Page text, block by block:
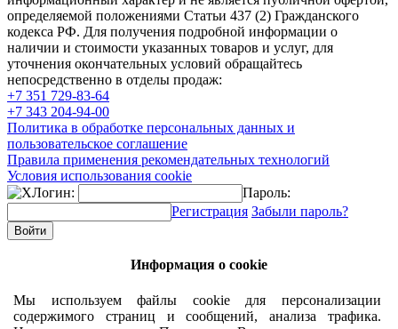
определяемой положениями Статьи 437 (2) Гражданского
кодекса РФ. Для получения подробной информации о
наличии и стоимости указанных товаров и услуг, для
уточнения окончательных условий обращайтесь
непосредственно в отделы продаж:
+7 351 729-83-64
+7 343 204-94-00
Политика в обработке персональных данных и
пользовательское соглашение
Правила применения рекомендательных технологий
Условия использования cookie
Логин:
Пароль:
Регистрация Забыли пароль?
Информация о cookie
Мы используем файлы cookie для персонализации
содержимого страниц и сообщений, анализа трафика.